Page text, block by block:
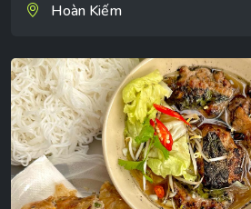
Hoàn Kiếm